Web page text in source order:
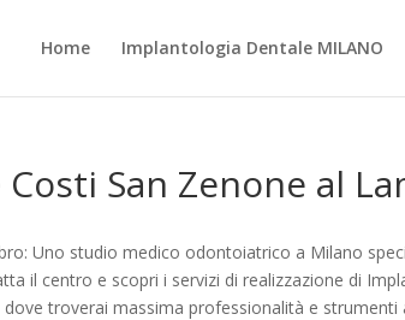
Home Implantologia Dentale MILANO
San Zenone al
Uno studio medico odontoiatrico a Milano
il centro e scopri i servizi di realizzazione di
troverai massima professionalità e strumenti